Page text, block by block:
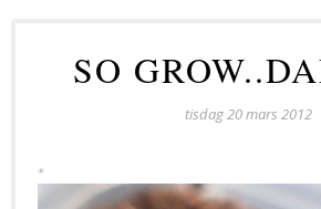
SO
tisdag 20 mars 2012